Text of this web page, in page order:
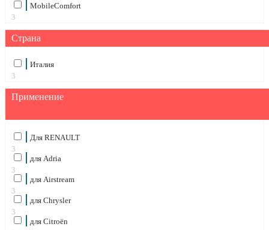
MobileComfort
3
Страна
Италия
3
Применение
Для RENAULT
3
для Adria
3
для Airstream
3
для Chrysler
3
для Citroën